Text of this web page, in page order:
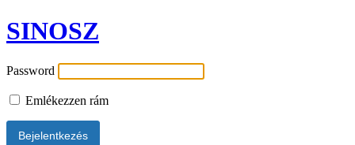
SINOSZ
Password
Emlékezzen rám